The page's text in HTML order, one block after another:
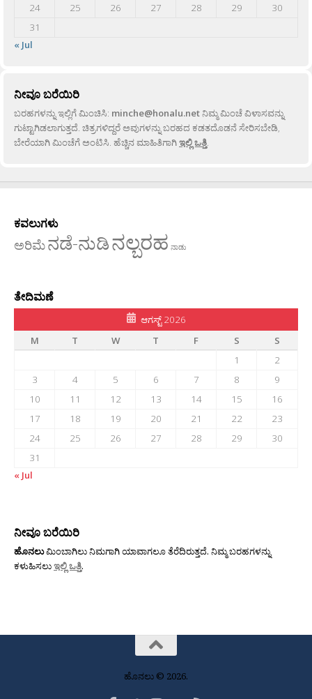
24
25 26 27 28 29
30
31
« Jul
ನೀವೂ ಬರೆಯಿರಿ
ಬರಹಗಳನ್ನು ಇಲ್ಲಿಗೆ ಮಿಂಚಿಸಿ: minche@honalu.netನಿಮ್ಮ ಮಿಂಚೆ ವಿಳಾಸವನ್ನು
ಗುಟ್ಟಾಗಿಡಲಾಗುತ್ತದೆ. ಚಿತ್ರಗಳಿದ್ದರೆ ಅವುಗಳನ್ನು ಬರಹದ ಕಡತದೊಡನೆ ಸೇರಿಸಬೇಡಿ,
ಬೇರೆಯಾಗಿ ಮಿಂಚೆಗೆ ಅಂಟಿಸಿ. ಹೆಚ್ಚಿನ ಮಾಹಿತಿಗಾಗಿಇಲ್ಲಿ ಒತ್ತಿ.
ಕವಲುಗಳು
ಅರಿಮೆನಡೆ-ನುಡಿನಲ್ಬರಹ ನಾಡು
ತೇದಿಮಣೆ
ಆಗಸ್ಟ್ 2026
M
T W T F S
S
1
2
3
4 5 6 7 8
9
10
11 12 13 14 15
16
17
18 19 20 21 22
23
24
25 26 27 28 29
30
31
« Jul
ನೀವೂ ಬರೆಯಿರಿ
ಹೊನಲುಮಿಂಬಾಗಿಲು ನಿಮಗಾಗಿ ಯಾವಾಗಲೂ ತೆರೆದಿರುತ್ತದೆ. ನಿಮ್ಮ ಬರಹಗಳನ್ನು
ಕಳುಹಿಸಲುಇಲ್ಲಿ ಒತ್ತಿ.
ಹೊನಲು © 2026.